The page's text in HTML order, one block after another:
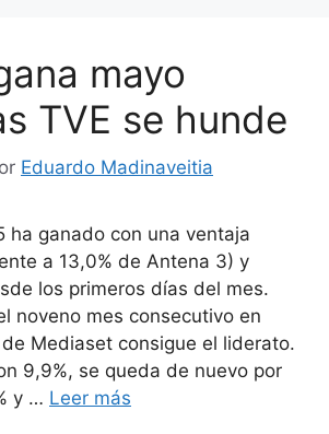
mayo
TVE se hunde
Eduardo Madinaveitia
ha ganado con una ventaja
a 13,0% de Antena 3) y
los primeros días del mes.
noveno mes consecutivo en
Mediaset consigue el liderato.
9,9%, se queda de nuevo por
y … Leer más